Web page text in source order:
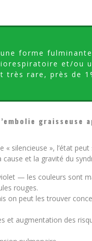
forme
et/ou
très rare, près de
graisseuse
silencieuse », l’état
et la gravité du
— les couleurs sont
rouges.
on peut les trouver
et augmentation des